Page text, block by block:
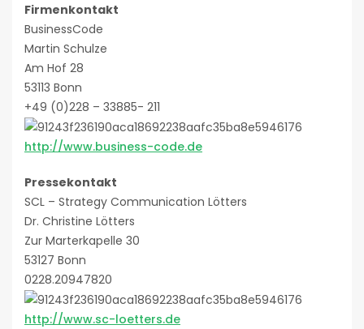
Firmenkontakt
BusinessCode
Martin Schulze
Am Hof 28
53113 Bonn
+49 (0)228 – 33885- 211
http://www.business-code.de
Pressekontakt
SCL – Strategy Communication Lötters
Dr. Christine Lötters
Zur Marterkapelle 30
53127 Bonn
0228.20947820
http://www.sc-loetters.de